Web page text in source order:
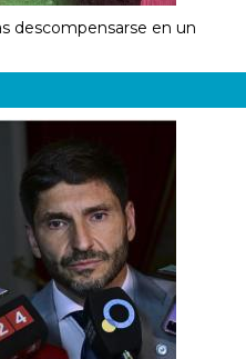
descompensarse en un